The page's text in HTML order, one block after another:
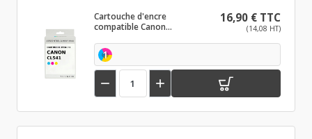
Cartouche d'encre
compatible Canon
16,90 € TTC
(14,08 HT)
1
 